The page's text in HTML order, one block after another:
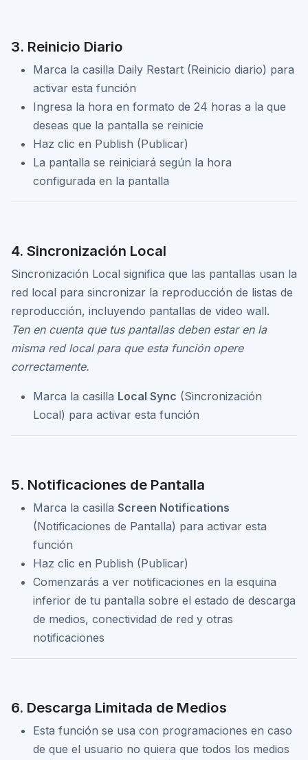
3. Reinicio Diario
Marca la casilla Daily Restart (Reinicio diario) para
activar esta función
Ingresa la hora en formato de 24 horas a la que
deseas que la pantalla se reinicie
Haz clic en Publish (Publicar)
La pantalla se reiniciará según la hora
configurada en la pantalla
4. Sincronización Local
Sincronización Local significa que las pantallas usan la
red local para sincronizar la reproducción de listas de
reproducción, incluyendo pantallas de video wall.
Ten en cuenta que tus pantallas deben estar en la
misma red local para que esta función opere
correctamente.
Marca la casilla Local Sync (Sincronización
Local) para activar esta función
5. Notificaciones de Pantalla
Marca la casilla Screen Notifications
(Notificaciones de Pantalla) para activar esta
función
Haz clic en Publish (Publicar)
Comenzarás a ver notificaciones en la esquina
inferior de tu pantalla sobre el estado de descarga
de medios, conectividad de red y otras
notificaciones
6. Descarga Limitada de Medios
Esta función se usa con programaciones en caso
de que el usuario no quiera que todos los medios